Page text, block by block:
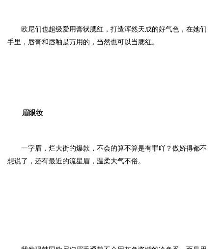
欧尼们也超级爱用膏状腮红，打造浑然天成的好气色，在她们
手里，唇膏和唇釉是万用的，当然也可以当腮红。
眉眼妆
一字眉，烂大街的爆款，不会的算不算是有罪吖？傲娇得都不
想说了，还有最近的流星眉，温柔大气不俗。